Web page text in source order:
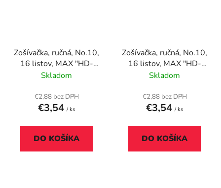
Zošívačka, ručná, No.10,
16 listov, MAX "HD-
10K", červená
Skladom
€2,88 bez DPH
€3,54 / ks
DO KOŠÍKA
Zošívačka, ručná, No.10,
16 listov, MAX "HD-
10K", fialová
Skladom
€2,88 bez DPH
€3,54 / ks
DO KOŠÍKA